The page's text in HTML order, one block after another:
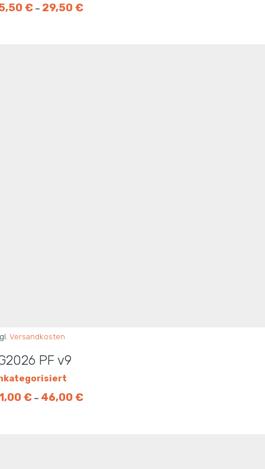
€ – 29,50€
Versandkosten
PF v9
€ – 46,00€